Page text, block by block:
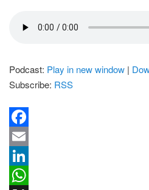
Podcast: Play in new window |
Subscribe: RSS
Facebook
Email
LinkedIn